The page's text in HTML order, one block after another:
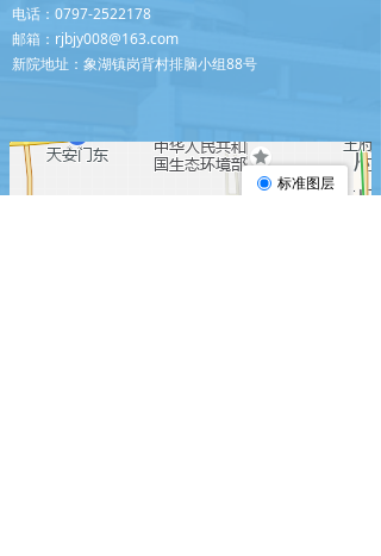
电话：0797-2522178
邮箱：rjbjy008@163.com
新院地址：象湖镇岗背村排脑小组88号